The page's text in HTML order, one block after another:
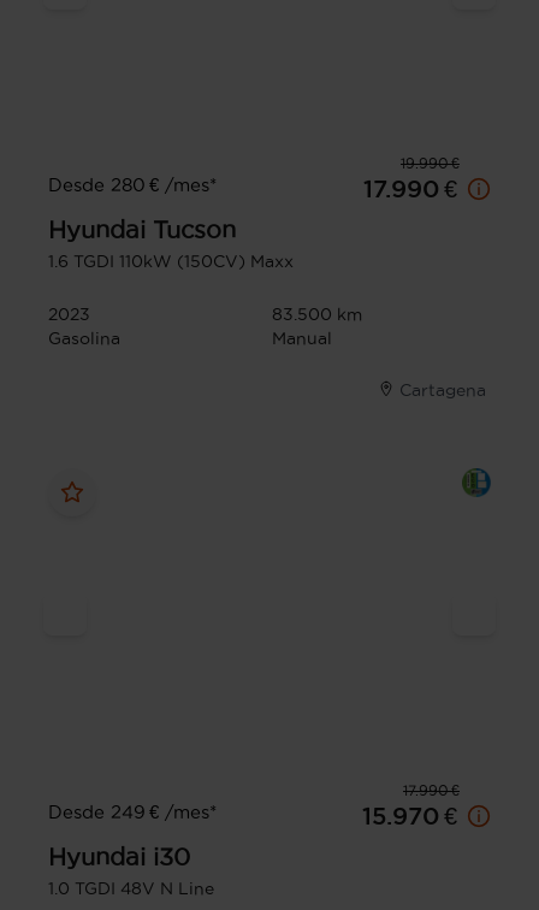
19.990 €
Desde 280 € /mes*
17.990 €
Hyundai Tucson
1.6 TGDI 110kW (150CV) Maxx
2023
83.500 km
Gasolina
Manual
Cartagena
17.990 €
Desde 249 € /mes*
15.970 €
Hyundai i30
1.0 TGDI 48V N Line